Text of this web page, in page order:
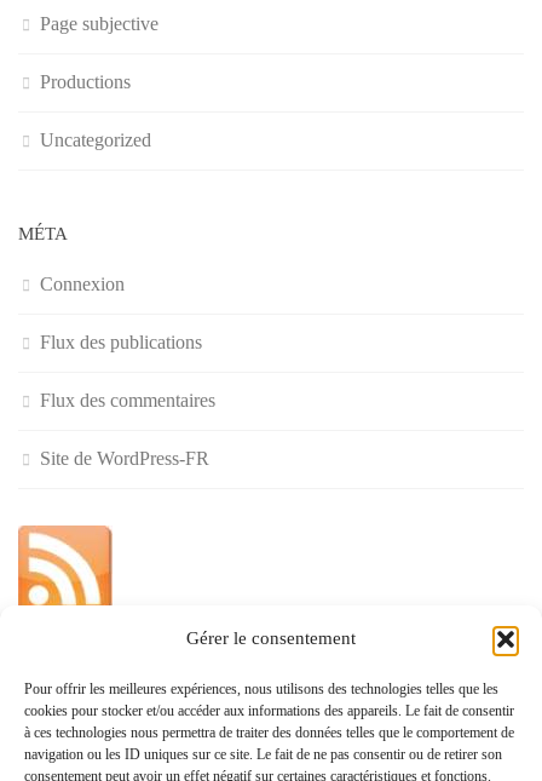
Gérer le consentement
Pour offrir les meilleures expériences, nous utilisons des technologies telles que les
cookies pour stocker et/ou accéder aux informations des appareils. Le fait de consentir
à ces technologies nous permettra de traiter des données telles que le comportement de
navigation ou les ID uniques sur ce site. Le fait de ne pas consentir ou de retirer son
consentement peut avoir un effet négatif sur certaines caractéristiques et fonctions.
Page subjective
Productions
Uncategorized
MÉTA
Connexion
Flux des publications
Flux des commentaires
Site de WordPress-FR
»
Politique de confidentialité